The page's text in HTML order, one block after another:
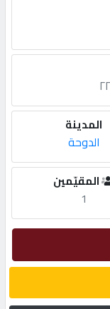
المدينة
الدوحة
المقيّمين
1